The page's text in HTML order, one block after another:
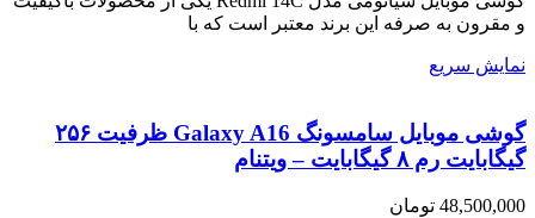
through
و مقرون به صرفه این برند معتبر است که با
نمایش سریع
گوشی موبایل سامسونگ Galaxy A16 ظرفیت ۲۵۶
گیگابایت رم ۸ گیگابایت – ویتنام
48,500,000 تومان